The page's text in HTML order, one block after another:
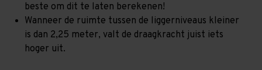
beste om dit te laten berekenen!
Wanneer de ruimte tussen de liggerniveaus kleiner
is dan 2,25 meter, valt de draagkracht juist iets
hoger uit.